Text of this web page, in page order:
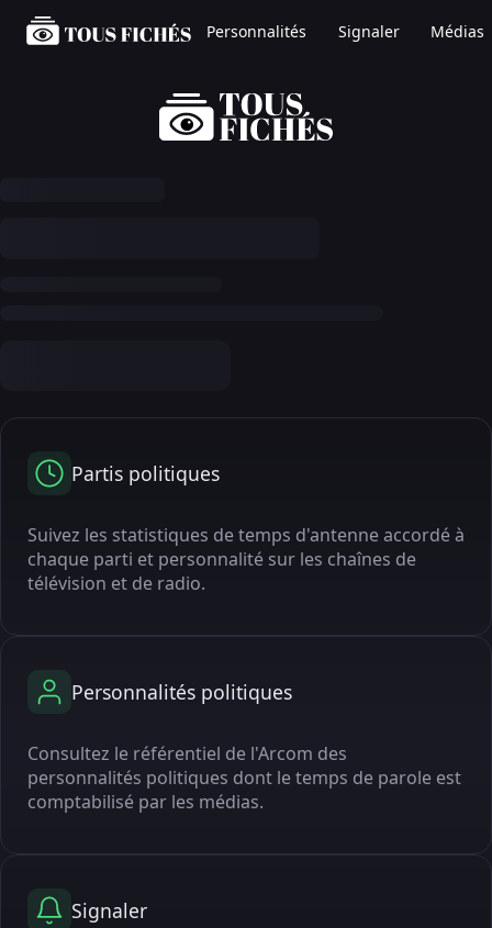
Personnalités Signaler Médias
Partis politiques
Suivez les statistiques de temps d'antenne accordé à
chaque parti et personnalité sur les chaînes de
télévision et de radio.
Personnalités politiques
Consultez le référentiel de l'Arcom des
personnalités politiques dont le temps de parole est
comptabilisé par les médias.
Signaler